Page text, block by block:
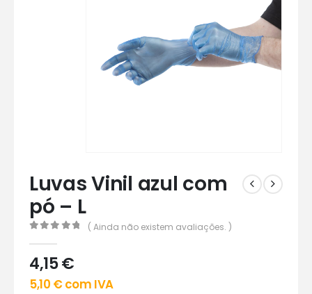
Luvas Vinil azul com
pó – L
( Ainda não existem avaliações. )
4,15€
5,10 €com IVA